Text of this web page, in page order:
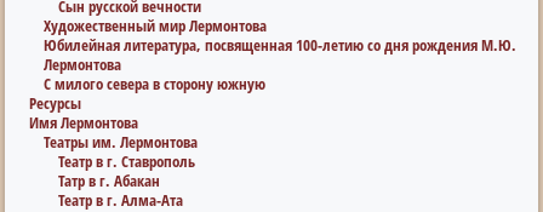
Сын русской вечности
Художественный мир Лермонтова
Юбилейная литература, посвященная 100-летию со дня рождения М.Ю.
Лермонтова
С милого севера в сторону южную
Ресурсы
Имя Лермонтова
Театры им. Лермонтова
Театр в г. Ставрополь
Татр в г. Абакан
Театр в г. Алма-Ата